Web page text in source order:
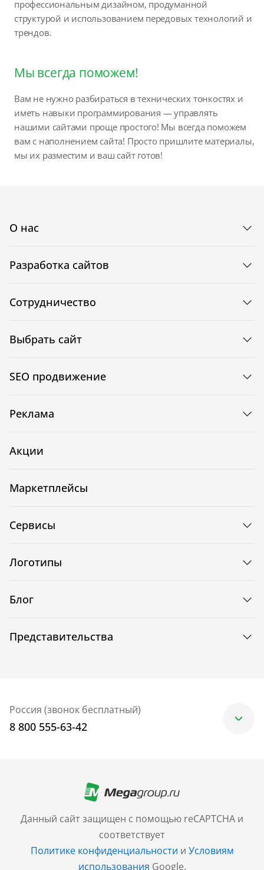
профессиональным дизайном, продуманной
структурой и использованием передовых технологий и
трендов.
Мы всегда поможем!
Вам не нужно разбираться в технических тонкостях и
иметь навыки программирования — управлять
нашими сайтами проще простого! Мы всегда поможем
вам с наполнением сайта! Просто пришлите материалы,
мы их разместим и ваш сайт готов!
Данный сайт защищен с помощью reCAPTCHA и
соответствует
Политике конфиденциальности и Условиям
использования Google.
О нас
Разработка сайтов
Сотрудничество
Выбрать сайт
SEO продвижение
Реклама
Акции
Маркетплейсы
Сервисы
Логотипы
Блог
Представительства
Россия (звонок бесплатный)
8 800 555-63-42
+7 (499) 705-30-10
Санкт-Петербург
+7 (812) 600-77-33
Барнаул